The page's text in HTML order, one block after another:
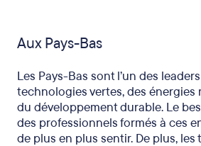
Aux Pays-Bas
Les Pays-Bas sont l’un des
technologies vertes, des énergies
du développement durable. Le
des professionnels formés à ces
de plus en plus sentir. De plus, les